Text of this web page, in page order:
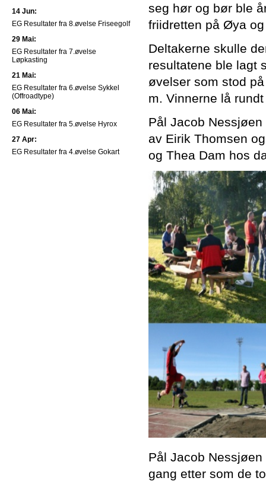
14 Jun:
EG Resultater fra 8.øvelse Friseegolf
29 Mai:
EG Resultater fra 7.øvelse
Løpkasting
21 Mai:
EG Resultater fra 6.øvelse Sykkel
(Offroadtype)
06 Mai:
EG Resultater fra 5.øvelse Hyrox
27 Apr:
EG Resultater fra 4.øvelse Gokart
seg hør og bør ble
friidretten på Øya
Deltakerne skulle
resultatene ble lagt
øvelser som stod
m. Vinnerne lå
Pål Jacob
av Eirik Thomsen
og Thea Dam hos
Pål Jacob
gang etter som de